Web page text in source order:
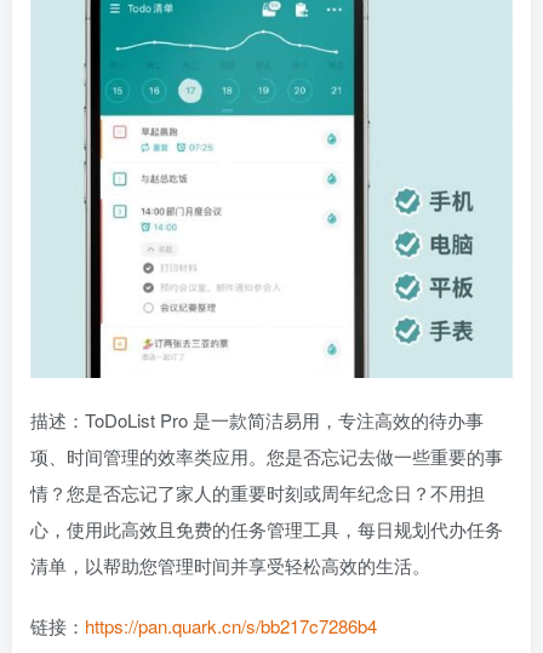
描述：ToDoList Pro 是一款简洁易用，专注高效的待办事
项、时间管理的效率类应用。您是否忘记去做一些重要的事
情？您是否忘记了家人的重要时刻或周年纪念日？不用担
心，使用此高效且免费的任务管理工具，每日规划代办任务
清单，以帮助您管理时间并享受轻松高效的生活。
链接： https://pan.quark.cn/s/bb217c7286b4